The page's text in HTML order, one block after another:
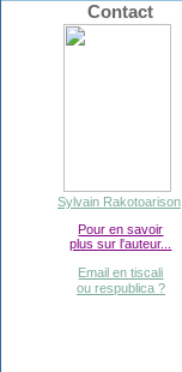
Contact
Sylvain Rakotoarison
Pour en savoir
plus sur l'auteur...
Email en tiscali
ou respublica ?